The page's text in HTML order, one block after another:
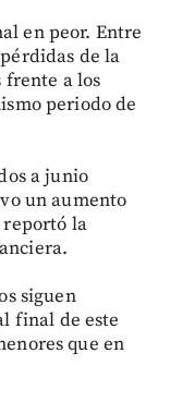
en peor. Entre
de la
a los
periodo de
a junio
un aumento
reportó la
siguen
final de este
que en